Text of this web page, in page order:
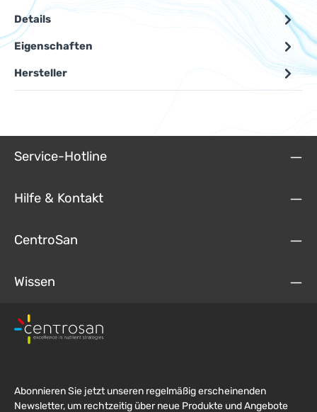
Details
Eigenschaften
Hersteller
Service-Hotline
Hilfe & Kontakt
CentroSan
Wissen
Abonnieren Sie jetzt unseren regelmäßig erscheinenden
Newsletter, um rechtzeitig über neue Produkte und Angebote